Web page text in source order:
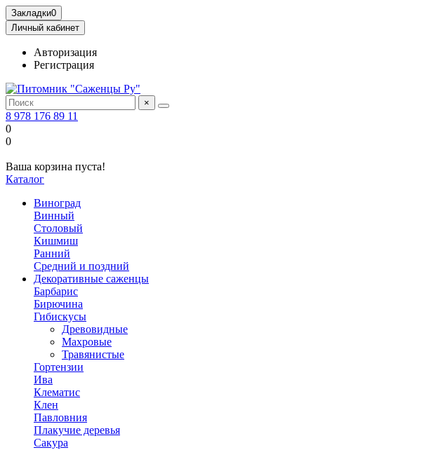
Закладки0
Личный кабинет
Авторизация
Регистрация
×
8 978 176 89 11
0
0
Ваша корзина пуста!
Каталог
Виноград
Винный
Столовый
Кишмиш
Ранний
Средний и поздний
Декоративные саженцы
Барбарис
Бирючина
Гибискусы
Древовидные
Махровые
Травянистые
Гортензии
Ива
Клематис
Клен
Павловния
Плакучие деревья
Сакура